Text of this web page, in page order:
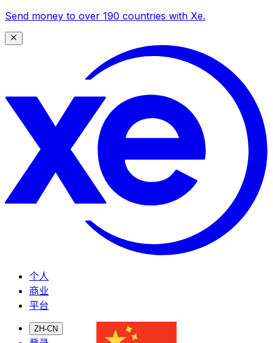
Send money to over 190 countries with Xe.
个人
商业
平台
ZH-CN